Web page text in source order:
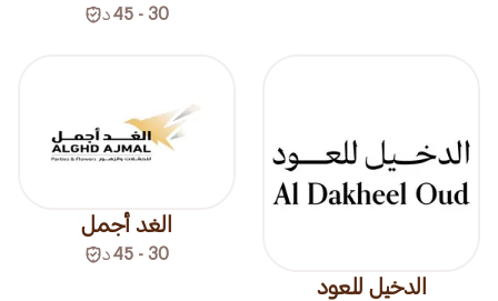
30 - 45 د
الدخيل للعود
الغد أجمل
30 - 45 د